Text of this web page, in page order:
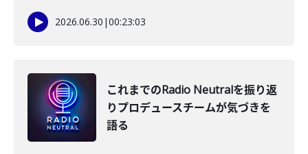
2026.06.30 |00:23:03
これまでのRadio Neutralを振り返
りプロデュースチームが気づきを
語る